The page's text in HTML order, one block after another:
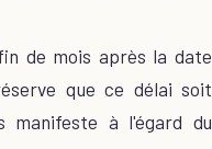
de mois après la date
que ce délai soit
à l'égard du